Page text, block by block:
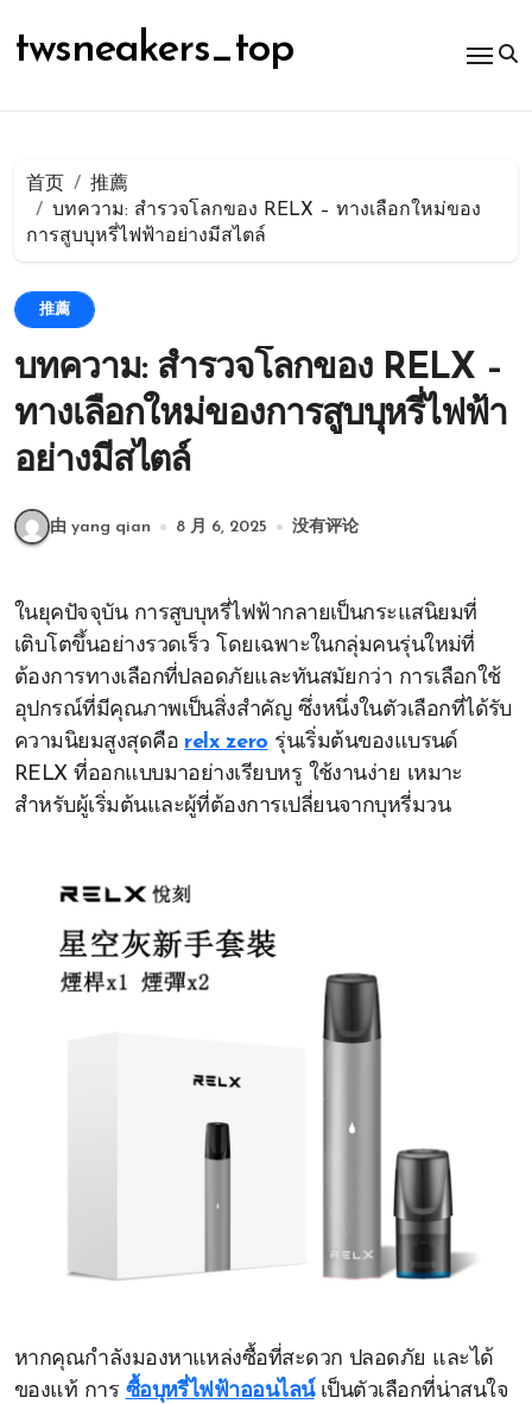
容
twsneakers_top
首页
推薦
บทความ: สำรวจโลกของ RELX – ทางเลือกใหม่ของ
การสูบบุหรี่ไฟฟ้าอย่างมีสไตล์
推薦
บทความ: สำรวจโลกของ RELX –
ทางเลือกใหม่ของการสูบบุหรี่ไฟฟ้า
อย่างมีสไตล์
由 yang qian 8 月 6, 2025 没有评论
ในยุคปัจจุบัน การสูบบุหรี่ไฟฟ้ากลายเป็นกระแสนิยมที่
เติบโตขึ้นอย่างรวดเร็ว โดยเฉพาะในกลุ่มคนรุ่นใหม่ที่
ต้องการทางเลือกที่ปลอดภัยและทันสมัยกว่า การเลือกใช้
อุปกรณ์ที่มีคุณภาพเป็นสิ่งสำคัญ ซึ่งหนึ่งในตัวเลือกที่ได้รับ
ความนิยมสูงสุดคือ relx zero รุ่นเริ่มต้นของแบรนด์
RELX ที่ออกแบบมาอย่างเรียบหรู ใช้งานง่าย เหมาะ
สำหรับผู้เริ่มต้นและผู้ที่ต้องการเปลี่ยนจากบุหรี่มวน
หากคุณกำลังมองหาแหล่งซื้อที่สะดวก ปลอดภัย และได้
ของแท้ การ ซื้อบุหรี่ไฟฟ้าออนไลน์เป็นตัวเลือกที่น่าสนใจ